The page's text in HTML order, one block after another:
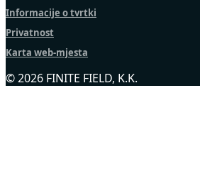
Informacije o tvrtki
Privatnost
Karta web-mjesta
© 2026 FINITE FIELD, K.K.